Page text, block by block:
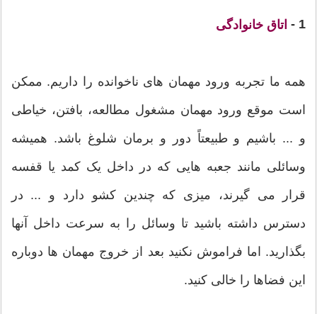
1 - اتاق خانوادگی
همه ما تجربه ورود مهمان های ناخوانده را داریم. ممکن
است موقع ورود مهمان مشغول مطالعه، بافتن، خیاطی
و ... باشیم و طبیعتاً دور و برمان شلوغ باشد. همیشه
وسائلی مانند جعبه هایی که در داخل یک کمد یا قفسه
قرار می گیرند، میزی که چندین کشو دارد و ... در
دسترس داشته باشید تا وسائل را به سرعت داخل آنها
بگذارید. اما فراموش نکنید بعد از خروج مهمان ها دوباره
این فضاها را خالی کنید.